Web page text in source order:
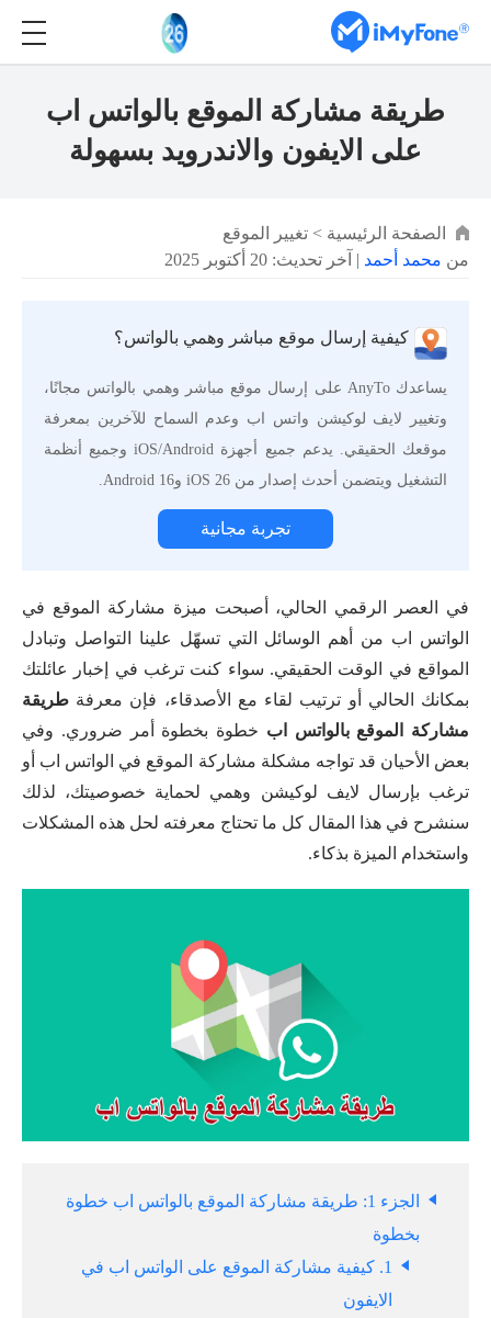
طريقة مشاركة الموقع بالواتس اب
على الايفون والاندرويد بسهولة
الصفحة الرئيسية > تغيير الموقع
من محمد أحمد | آخر تحديث: 20 أكتوبر 2025
كيفية إرسال موقع مباشر وهمي بالواتس؟
يساعدك AnyTo على إرسال موقع مباشر وهمي بالواتس مجانًا،
وتغيير لايف لوكيشن واتس اب وعدم السماح للآخرين بمعرفة
موقعك الحقيقي. يدعم جميع أجهزة iOS/Android وجميع أنظمة
التشغيل ويتضمن أحدث إصدار من iOS 26 وAndroid 16.
تجربة مجانية
في العصر الرقمي الحالي، أصبحت ميزة مشاركة الموقع في
الواتس اب من أهم الوسائل التي تسهّل علينا التواصل وتبادل
المواقع في الوقت الحقيقي. سواء كنت ترغب في إخبار عائلتك
بمكانك الحالي أو ترتيب لقاء مع الأصدقاء، فإن معرفة طريقة
مشاركة الموقع بالواتس اب خطوة بخطوة أمر ضروري. وفي
بعض الأحيان قد تواجه مشكلة مشاركة الموقع في الواتس اب أو
ترغب بإرسال لايف لوكيشن وهمي لحماية خصوصيتك، لذلك
سنشرح في هذا المقال كل ما تحتاج معرفته لحل هذه المشكلات
واستخدام الميزة بذكاء.
الجزء 1: طريقة مشاركة الموقع بالواتس اب خطوة
بخطوة
1. كيفية مشاركة الموقع على الواتس اب في
الايفون